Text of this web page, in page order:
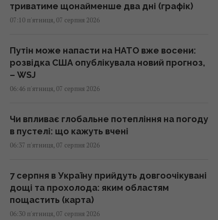
триватиме щонайменше два дні (графік)
07:10 п'ятниця, 07 серпня 2026
Путін може напасти на НАТО вже восени:
розвідка США опублікувала новий прогноз,
– WSJ
06:46 п'ятниця, 07 серпня 2026
Чи впливає глобальне потепління на погоду
в пустелі: що кажуть вчені
06:37 п'ятниця, 07 серпня 2026
7 серпня в Україну прийдуть довгоочікувані
дощі та прохолода: яким областям
пощастить (карта)
06:30 п'ятниця, 07 серпня 2026